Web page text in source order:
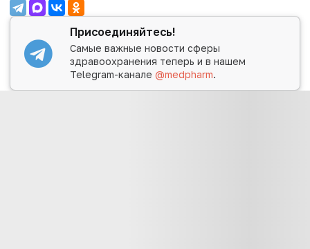
Присоединяйтесь!
Самые важные новости сферы
здравоохранения теперь и в нашем
Telegram-канале@medpharm.